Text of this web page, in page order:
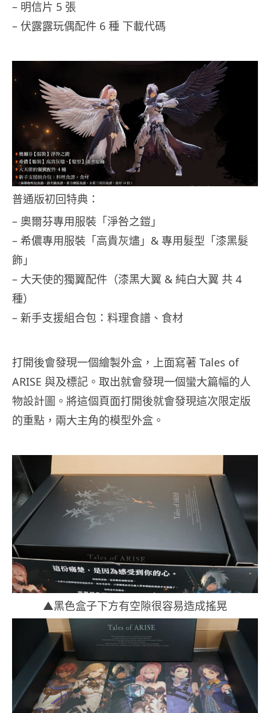
– 明信片 5 張
– 伏露露玩偶配件 6 種 下載代碼
普通版初回特典：
– 奧爾芬專用服裝「淨咎之鎧」
– 希儂專用服裝「高貴灰燼」& 專用髮型「漆黑髮
飾」
– 大天使的獨翼配件（漆黑大翼 & 純白大翼 共 4
種）
– 新手支援組合包：料理食譜、食材
打開後會發現一個繪製外盒，上面寫著 Tales of
ARISE 與及標記。取出就會發現一個蠻大篇幅的人
物設計圖。將這個頁面打開後就會發現這次限定版
的重點，兩大主角的模型外盒。
▲黑色盒子下方有空隙很容易造成搖晃